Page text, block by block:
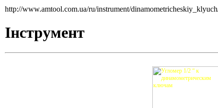
http://www.amtool.com.ua/ru/instrument/
Інструмент